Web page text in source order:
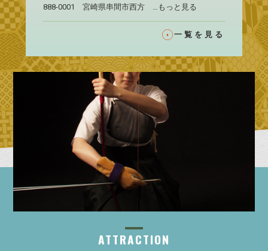
888-0001 宮崎県串間市西方 …もっと見る
一覧を見る
ATTRACTION